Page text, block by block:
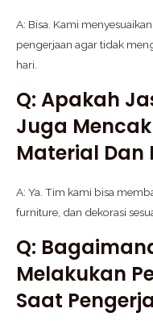
A: Bisa. Kami
pengerjaan agar tidak
hari.
Q: Apakah
Juga
Material Dan
A: Ya. Tim kami bisa
furniture, dan dekorasi
Q:
Melakukan
Saat